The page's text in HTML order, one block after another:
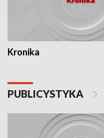
Kronika
PUBLICYSTYKA